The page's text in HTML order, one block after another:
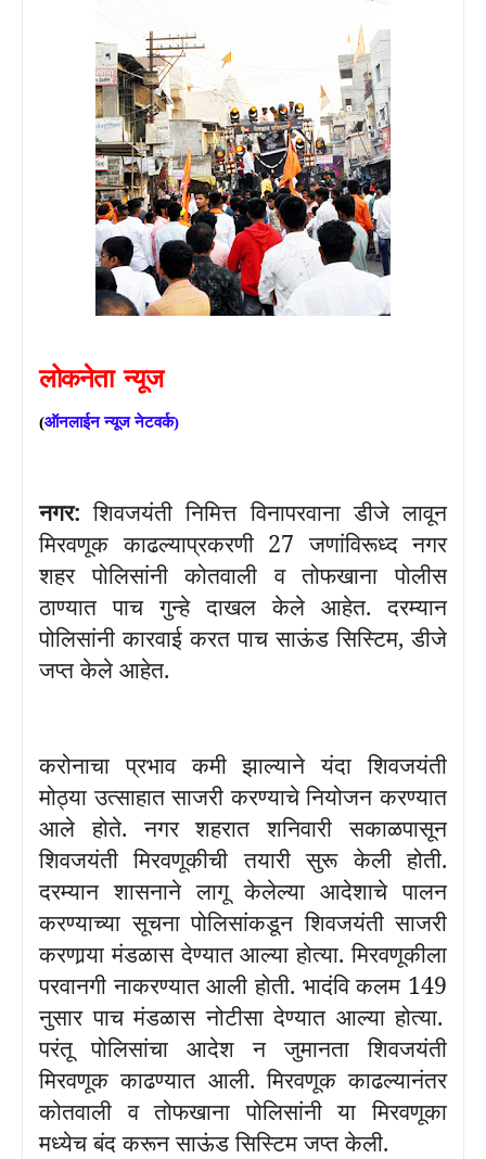
लोकनेता न्यूज
(ऑनलाईन न्यूज नेटवर्क)
नगर: शिवजयंती निमित्त विनापरवाना डीजे लावून
मिरवणूक काढल्याप्रकरणी 27जणांविरूध्द नगर
शहर पोलिसांनी कोतवाली व तोफखाना पोलीस
ठाण्यात पाच गुन्हे दाखल केले आहेत. दरम्यान
पोलिसांनी कारवाई करत पाच साऊंड सिस्टिम, डीजे
जप्त केले आहेत.
करोनाचा प्रभाव कमी झाल्याने यंदा शिवजयंती
मोठ्या उत्साहात साजरी करण्याचे नियोजन करण्यात
आले होते. नगर शहरात शनिवारी सकाळपासून
शिवजयंती मिरवणूकीची तयारी सुरू केली होती.
दरम्यान शासनाने लागू केलेल्या आदेशाचे पालन
करण्याच्या सूचना पोलिसांकडून शिवजयंती साजरी
करणार्‍या मंडळास देण्यात आल्या होत्या. मिरवणूकीला
परवानगी नाकरण्यात आली होती. भादंवि कलम 149
नुसार पाच मंडळास नोटीसा देण्यात आल्या होत्या.
परंतू पोलिसांचा आदेश न जुमानता शिवजयंती
मिरवणूक काढण्यात आली. मिरवणूक काढल्यानंतर
कोतवाली व तोफखाना पोलिसांनी या मिरवणूका
मध्येच बंद करून साऊंड सिस्टिम जप्त केली.